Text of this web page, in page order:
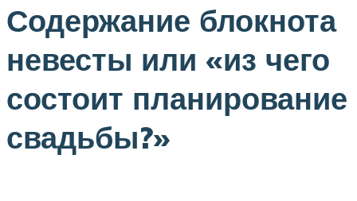
Содержание блокнота
невесты или «из чего
состоит планирование
свадьбы?»